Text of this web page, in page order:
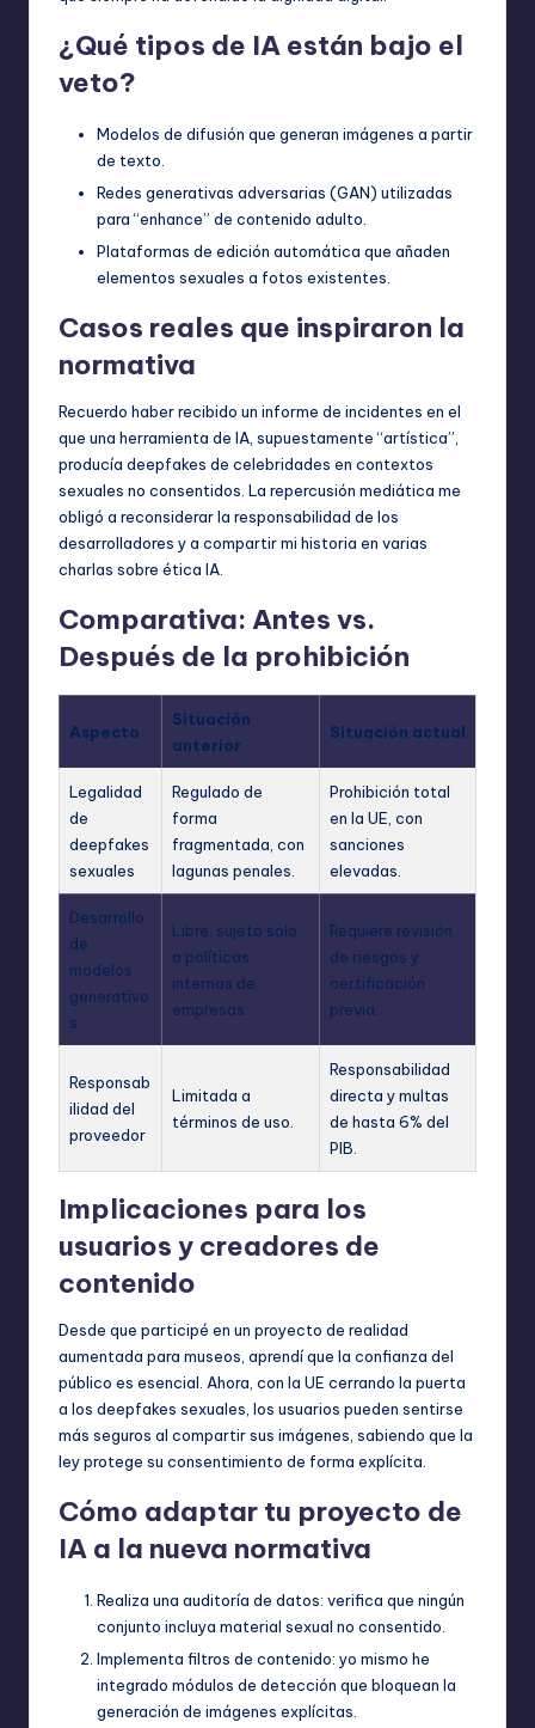
¿Qué tipos de IA están bajo el
veto?
Modelos de difusión que generan imágenes a partir
de texto.
Redes generativas adversarias (GAN) utilizadas
para “enhance” de contenido adulto.
Plataformas de edición automática que añaden
elementos sexuales a fotos existentes.
Casos reales que inspiraron la
normativa
Recuerdo haber recibido un informe de incidentes en el
que una herramienta de IA, supuestamente “artística”,
producía deepfakes de celebridades en contextos
sexuales no consentidos. La repercusión mediática me
obligó a reconsiderar la responsabilidad de los
desarrolladores y a compartir mi historia en varias
charlas sobre ética IA.
Comparativa: Antes vs.
Después de la prohibición
Aspecto
Situación
anterior
Situación actual
Legalidad
de
deepfakes
sexuales
Regulado de
forma
fragmentada, con
lagunas penales.
Prohibición total
en la UE, con
sanciones
elevadas.
Desarrollo
de
modelos
generativo
s
Libre, sujeto solo
a políticas
internas de
empresas.
Requiere revisión
de riesgos y
certificación
previa.
Responsab
ilidad del
proveedor
Limitada a
términos de uso.
Responsabilidad
directa y multas
de hasta 6% del
PIB.
Implicaciones para los
usuarios y creadores de
contenido
Desde que participé en un proyecto de realidad
aumentada para museos, aprendí que la confianza del
público es esencial. Ahora, con la UE cerrando la puerta
a los deepfakes sexuales, los usuarios pueden sentirse
más seguros al compartir sus imágenes, sabiendo que la
ley protege su consentimiento de forma explícita.
Cómo adaptar tu proyecto de
IA a la nueva normativa
Realiza una auditoría de datos: verifica que ningún
conjunto incluya material sexual no consentido.
Implementa filtros de contenido: yo mismo he
integrado módulos de detección que bloquean la
generación de imágenes explícitas.